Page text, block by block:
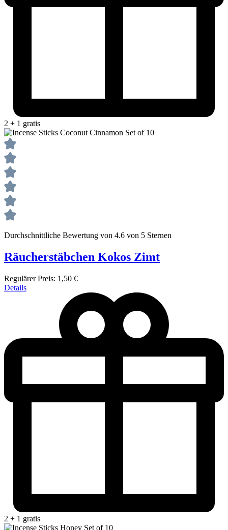
2 + 1 gratis
Durchschnittliche Bewertung von 4.6 von 5 Sternen
Räucherstäbchen Kokos Zimt
Regulärer Preis: 1,50 €
Details
2 + 1 gratis